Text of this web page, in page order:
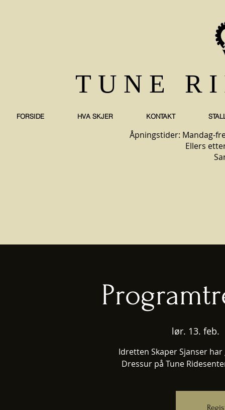
TUNE
FORSIDE HVA SKJER KONTAKT
Åpningstider: Mandag-
Ellers
lør. 13. feb.
Idretten Skaper Sjanser
Dressur på Tune